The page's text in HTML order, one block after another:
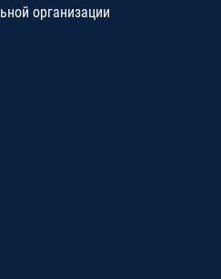
организации